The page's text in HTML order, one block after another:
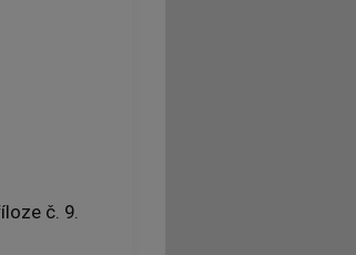
č. 9.